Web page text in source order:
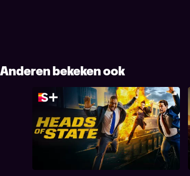
Anderen bekeken ook
Heads of State